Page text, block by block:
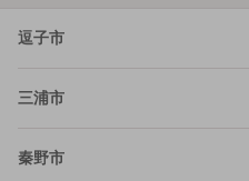
逗子市
三浦市
秦野市